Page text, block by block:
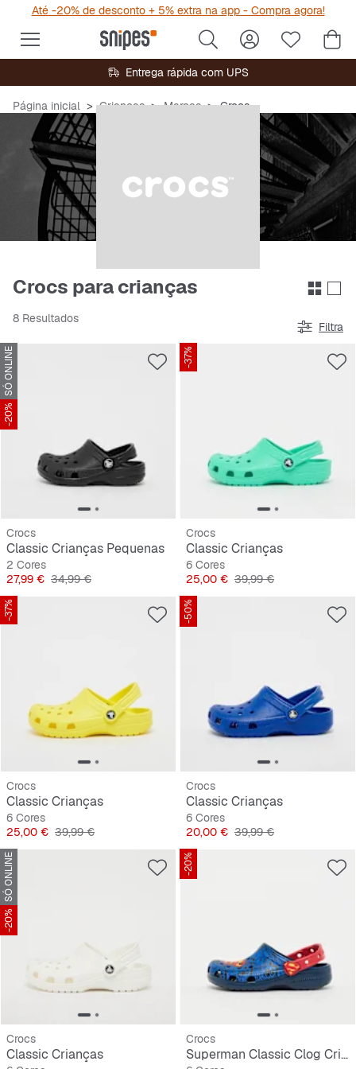
Até -20% de desconto + 5% extra na app - Compra agora!
Entrega rápida com UPS
Página inicial Crianças Marcas Crocs
Crocs para crianças
8 Resultados
Filtra
SÓ ONLINE
-20%
Crocs
Classic Crianças Pequenas
2 Cores
Preço
27,99 € Preço original
34,99 €
-37%
Crocs
Classic Crianças
6 Cores
Preço
25,00 € Preço original
39,99 €
-37%
Crocs
Classic Crianças
6 Cores
Preço
25,00 € Preço original
39,99 €
-50%
Crocs
Classic Crianças
6 Cores
Preço
20,00 € Preço original
39,99 €
SÓ ONLINE
-20%
Crocs
Classic Crianças
-20%
Crocs
Superman Classic Clog Crianças